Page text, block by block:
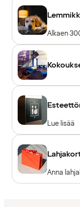
Alkaen
Lue lisää
Anna